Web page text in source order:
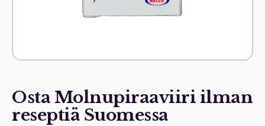
Osta Molnupiraaviiri ilman
reseptiä Suomessa